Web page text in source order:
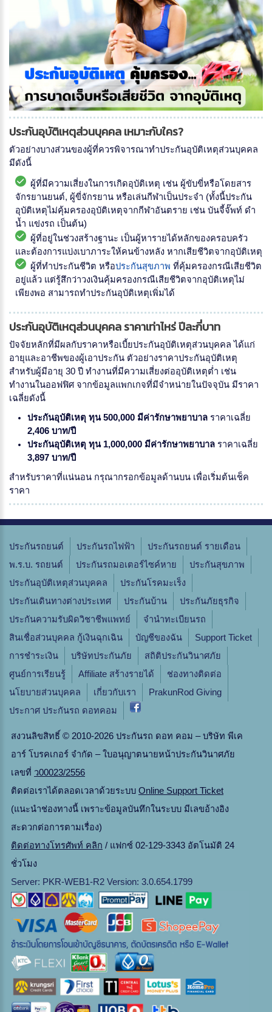
ประกันอุบัติเหตุส่วนบุคคล เหมาะกับใคร?
ตัวอย่างบางส่วนของผู้ที่ควรพิจารณาทำประกันอุบัติเหตุส่วนบุคคล
มีดังนี้
ผู้ที่มีความเสี่ยงในการเกิดอุบัติเหตุ เช่น ผู้ขับขี่หรือโดยสาร
จักรยานยนต์, ผู้ขี่จักรยาน หรือเล่นกีฬาเป็นประจำ (ทั้งนี้ประกัน
อุบัติเหตุไม่คุ้มครองอุบัติเหตุจากกีฬาอันตราย เช่น บันจี้จั๊พท์ ดำ
น้ำ แข่งรถ เป็นต้น)
ผู้ที่อยู่ในช่วงสร้างฐานะ เป็นผู้หารายได้หลักของครอบครัว
และต้องการแบ่งเบาภาระให้คนข้างหลัง หากเสียชีวิตจากอุบัติเหตุ
ผู้ที่ทำประกันชีวิต หรือประกันสุขภาพ ที่คุ้มครองกรณีเสียชีวิต
อยู่แล้ว แต่รู้สึกว่าวงเงินคุ้มครองกรณีเสียชีวิตจากอุบัติเหตุไม่
เพียงพอ สามารถทำประกันอุบัติเหตุเพิ่มได้
ประกันอุบัติเหตุส่วนบุคคล ราคาเท่าไหร่ ปีละกี่บาท
ปัจจัยหลักที่มีผลกับราคาหรือเบี้ยประกันอุบัติเหตุส่วนบุคคล ได้แก่
อายุและอาชีพของผู้เอาประกัน ตัวอย่างราคาประกันอุบัติเหตุ
สำหรับผู้มีอายุ 30 ปี ทำงานที่มีความเสี่ยงต่ออุบัติเหตุต่ำ เช่น
ทำงานในออฟฟิศ จากข้อมูลแพกเกจที่มีจำหน่ายในปัจจุบัน มีราคา
เฉลี่ยดังนี้
ประกันอุบัติเหตุ ทุน 500,000 มีค่ารักษาพยาบาล ราคาเฉลี่ย
2,406 บาท/ปี
ประกันอุบัติเหตุ ทุน 1,000,000 มีค่ารักษาพยาบาล ราคาเฉลี่ย
3,897 บาท/ปี
สำหรับราคาที่แน่นอน กรุณากรอกข้อมูลด้านบน เพื่อเริ่มต้นเช็ค
ราคา
ประกันรถยนต์ ประกันรถไฟฟ้า
ประกันรถยนต์ รายเดือน
พ.ร.บ. รถยนต์
ประกันรถมอเตอร์ไซค์หาย
ประกันสุขภาพ
ประกันอุบัติเหตุส่วนบุคคล
ประกันโรคมะเร็ง
ประกันเดินทางต่างประเทศ
ประกันบ้าน
ประกันภัยธุรกิจ
ประกันความรับผิดวิชาชีพแพทย์
จํานําทะเบียนรถ
สินเชื่อส่วนบุคคล กู้เงินฉุกเฉิน
บัญชีของฉัน
Support Ticket
การชำระเงิน
บริษัทประกันภัย
สถิติประกันวินาศภัย
ศูนย์การเรียนรู้
Affiliate สร้างรายได้
ช่องทางติดต่อ
นโยบายส่วนบุคคล
เกี่ยวกับเรา
PrakunRod Giving
ประกาศ ประกันรถ ดอทคอม
สงวนลิขสิทธิ์ © 2010-2026 ประกันรถ ดอท คอม – บริษัท พีเค
อาร์ โบรคเกอร์ จำกัด – ใบอนุญาตนายหน้าประกันวินาศภัย
เลขที่ ว00023/2556
ติดต่อเราได้ตลอดเวลาด้วยระบบ Online Support Ticket
(แนะนำช่องทางนี้ เพราะข้อมูลบันทึกในระบบ มีเลขอ้างอิง
สะดวกต่อการตามเรื่อง)
ติดต่อทางโทรศัพท์ คลิก / แฟกซ์ 02-129-3343 อัตโนมัติ 24
ชั่วโมง
Server: PKR-WEB1-R2 Version: 3.0.654.1799